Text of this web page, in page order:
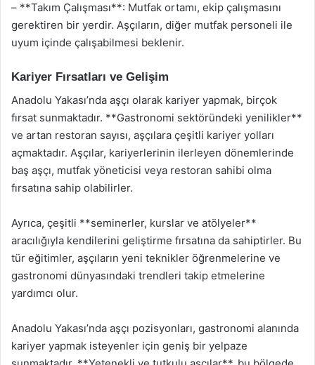
– **Takım Çalışması**: Mutfak ortamı, ekip çalışmasını
gerektiren bir yerdir. Aşçıların, diğer mutfak personeli ile
uyum içinde çalışabilmesi beklenir.
Kariyer Fırsatları ve Gelişim
Anadolu Yakası’nda aşçı olarak kariyer yapmak, birçok
fırsat sunmaktadır. **Gastronomi sektöründeki yenilikler**
ve artan restoran sayısı, aşçılara çeşitli kariyer yolları
açmaktadır. Aşçılar, kariyerlerinin ilerleyen dönemlerinde
baş aşçı, mutfak yöneticisi veya restoran sahibi olma
fırsatına sahip olabilirler.
Ayrıca, çeşitli **seminerler, kurslar ve atölyeler**
aracılığıyla kendilerini geliştirme fırsatına da sahiptirler. Bu
tür eğitimler, aşçıların yeni teknikler öğrenmelerine ve
gastronomi dünyasındaki trendleri takip etmelerine
yardımcı olur.
Anadolu Yakası’nda aşçı pozisyonları, gastronomi alanında
kariyer yapmak isteyenler için geniş bir yelpaze